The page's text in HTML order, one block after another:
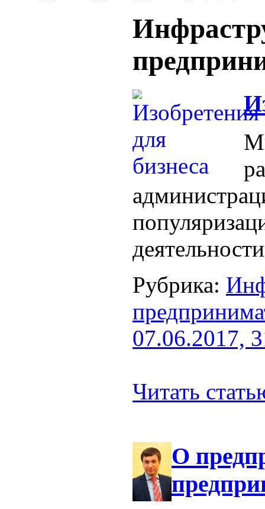
Рубрика:
07.06.2017,
Читать
О